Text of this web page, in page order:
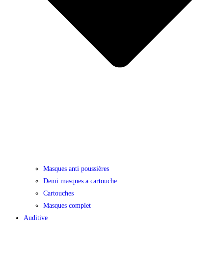
Masques anti poussières
Demi masques a cartouche
Cartouches
Masques complet
Auditive